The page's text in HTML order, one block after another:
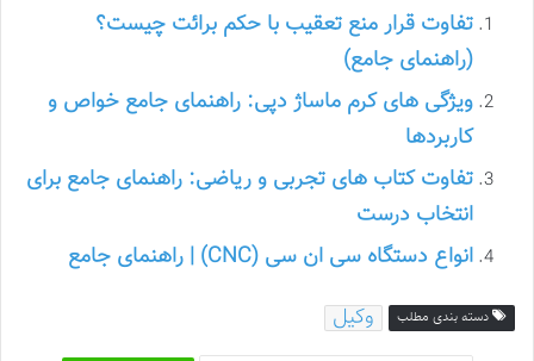
تفاوت قرار منع تعقیب با حکم برائت چیست؟
(راهنمای جامع)
ویژگی های کرم ماساژ دپی: راهنمای جامع خواص و
کاربردها
تفاوت کتاب های تجربی و ریاضی: راهنمای جامع برای
انتخاب درست
انواع دستگاه سی ان سی (CNC) | راهنمای جامع
دسته بندی مطلب وکیل